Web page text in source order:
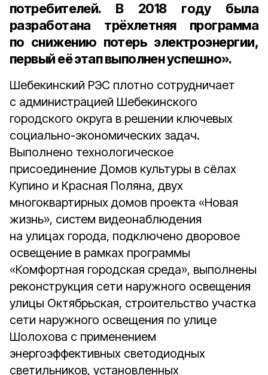
потребителей. В 2018 году была
разработана трёхлетняя программа
по снижению потерь электроэнергии,
первый её этап выполнен успешно».
Шебекинский РЭС плотно сотрудничает
с администрацией Шебекинского
городского округа в решении ключевых
социально-экономических задач.
Выполнено технологическое
присоединение Домов культуры в сёлах
Купино и Красная Поляна, двух
многоквартирных домов проекта «Новая
жизнь», систем видеонаблюдения
на улицах города, подключено дворовое
освещение в рамках программы
«Комфортная городская среда», выполнены
реконструкция сети наружного освещения
улицы Октябрьская, строительство участка
сети наружного освещения по улице
Шолохова с применением
энергоэффективных светодиодных
светильников, установленных